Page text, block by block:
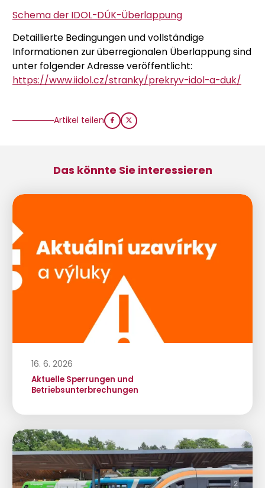
Schema der IDOL-DÚK-Überlappung
Detaillierte Bedingungen und vollständige
Informationen zur überregionalen Überlappung sind
unter folgender Adresse veröffentlicht:
https://www.iidol.cz/stranky/prekryv-idol-a-duk/
Artikel teilen
Das könnte Sie interessieren
16. 6. 2026
Aktuelle Sperrungen und
Betriebsunterbrechungen